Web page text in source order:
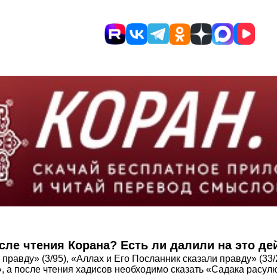
чтения Корана? Есть ли далили на это
(3/95), «Аллах и Его Посланник сказали правду»
после чтения хадисов необходимо сказать «Садака